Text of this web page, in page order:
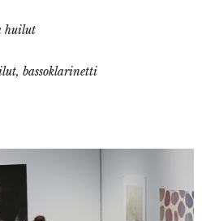
huilut
bassoklarinetti